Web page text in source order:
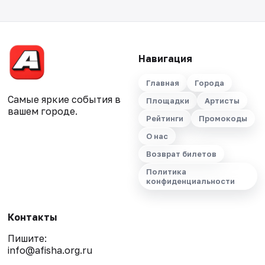
Самые яркие события в
вашем городе.
Навигация
Главная
Города
Площадки
Артисты
Рейтинги
Промокоды
О нас
Возврат билетов
Политика
конфиденциальности
Контакты
Пишите:
info@afisha.org.ru